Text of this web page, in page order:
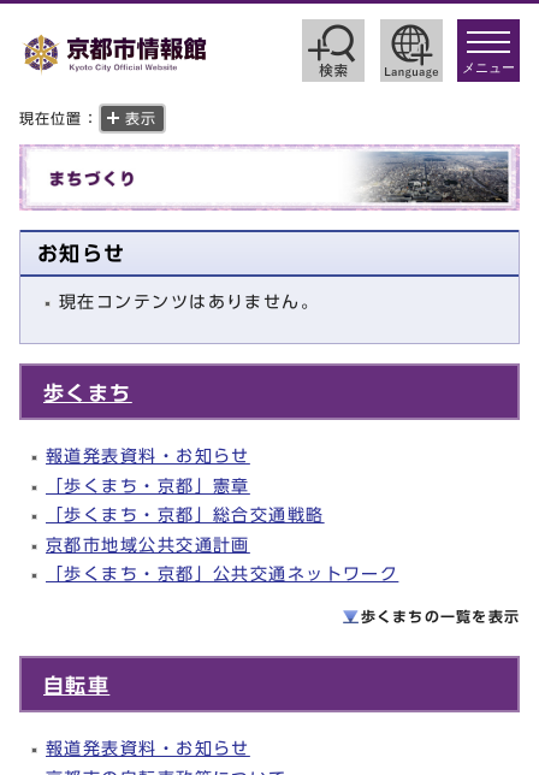
toggle
メニュー
現在位置： 表示
お知らせ
現在コンテンツはありません。
歩くまち
報道発表資料・お知らせ
「歩くまち・京都」憲章
「歩くまち・京都」総合交通戦略
京都市地域公共交通計画
「歩くまち・京都」公共交通ネットワーク
歩くまちの一覧を 表示
自転車
報道発表資料・お知らせ